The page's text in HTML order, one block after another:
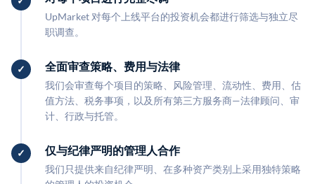
UpMarket 对每个上线平台的投资机会都进行筛选与独立尽
职调查。
全面审查策略、费用与法律
我们会审查每个项目的策略、风险管理、流动性、费用、估
值方法、税务事项，以及所有第三方服务商—法律顾问、审
计、行政与托管。
仅与纪律严明的管理人合作
我们只提供来自纪律严明、在多种资产类别上采用独特策略